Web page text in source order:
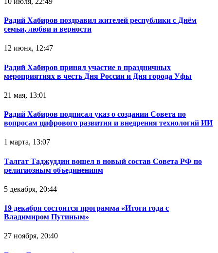
Радий Хабиров поздравил жителей республики с Днём
семьи, любви и верности
12 июня, 12:47
Радий Хабиров принял участие в праздничных
мероприятиях в честь Дня России и Дня города Уфы
21 мая, 13:01
Радий Хабиров подписал указ о создании Совета по
вопросам цифрового развития и внедрения технологий ИИ
1 марта, 13:07
Талгат Таджуддин вошел в новый состав Совета РФ по
религиозным объединениям
5 декабря, 20:44
19 декабря состоится программа «Итоги года с
Владимиром Путиным»
27 ноября, 20:40